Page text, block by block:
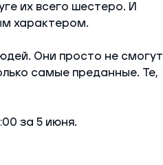
их всего шестеро. И
характером.
Они просто не смогут
самые преданные. Те,
за 5 июня.